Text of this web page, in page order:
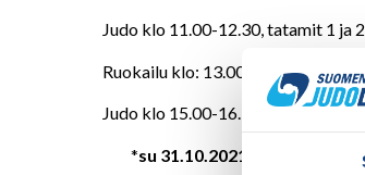
Judo klo 11.00-12.30, tatamit 1 ja 2
Ruokailu klo: 13.00-14.00
Judo klo 15.00-16.30, tatamit 1 ja 2
*su 31.10.2021: